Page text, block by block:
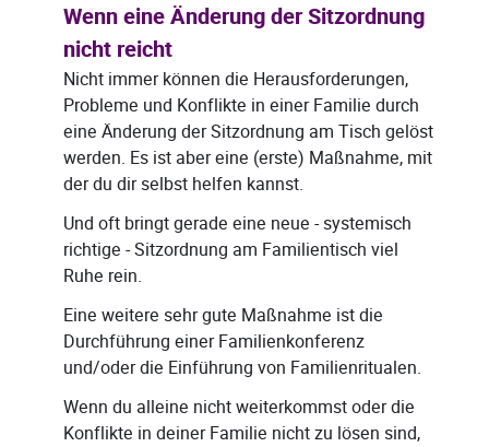
Wenn eine Änderung der Sitzordnung
nicht reicht
Nicht immer können die Herausforderungen,
Probleme und Konflikte in einer Familie durch
eine Änderung der Sitzordnung am Tisch gelöst
werden. Es ist aber eine (erste) Maßnahme, mit
der du dir selbst helfen kannst.
Und oft bringt gerade eine neue - systemisch
richtige - Sitzordnung am Familientisch viel
Ruhe rein.
Eine weitere sehr gute Maßnahme ist die
Durchführung einer Familienkonferenz
und/oder die Einführung von Familienritualen.
Wenn du alleine nicht weiterkommst oder die
Konflikte in deiner Familie nicht zu lösen sind,